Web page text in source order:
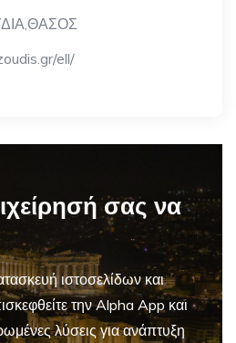
ell/
σας να
ιστοσελίδων και
την Alpha App και
λύσεις για ανάπτυξη